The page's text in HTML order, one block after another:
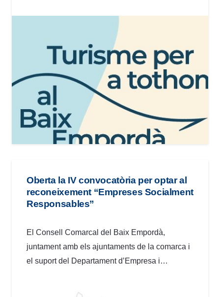
Oberta la IV convocatòria per optar al
reconeixement “Empreses Socialment
Responsables”
El Consell Comarcal del Baix Empordà,
juntament amb els ajuntaments de la comarca i
el suport del Departament d’Empresa i…